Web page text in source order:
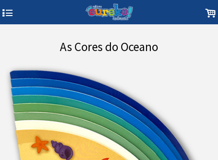
4 .
As Cores do Oceano